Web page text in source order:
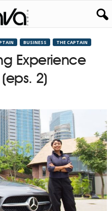
BUSINESS THE CAPTAIN
Experience
2)